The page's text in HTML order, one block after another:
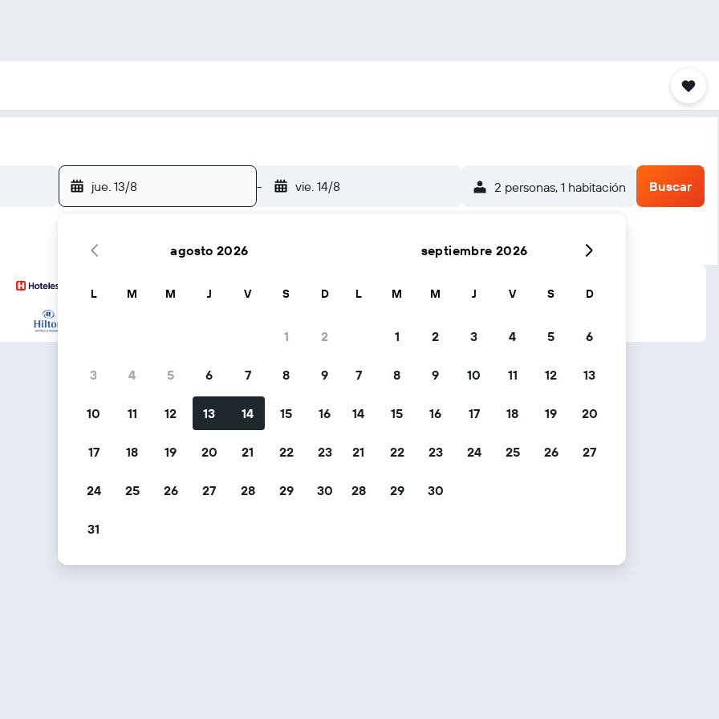
jue. 13/8 - vie. 14/8 2 personas, 1 habitación Buscar
agosto 2026
L M M J V S D
1 2
3 4 5 6 7 8 9
10 11 12 13 14 15 16
17 18 19 20 21 22 23
24 25 26 27 28 29 30
31
septiembre 2026
L M M J V S D
1 2 3 4 5 6
7 8 9 10 11 12 13
14 15 16 17 18 19 20
21 22 23 24 25 26 27
28 29 30